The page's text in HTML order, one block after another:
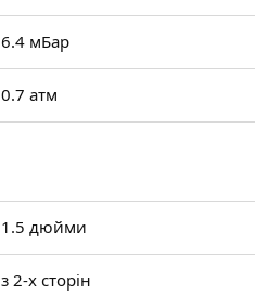
6.4 мБар
0.7 атм
1.5 дюйми
з 2-х сторін